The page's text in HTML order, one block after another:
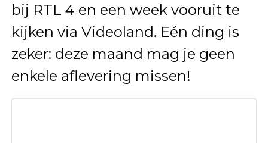
bij RTL 4 en een week vooruit te
kijken via Videoland. Eén ding is
zeker: deze maand mag je geen
enkele aflevering missen!